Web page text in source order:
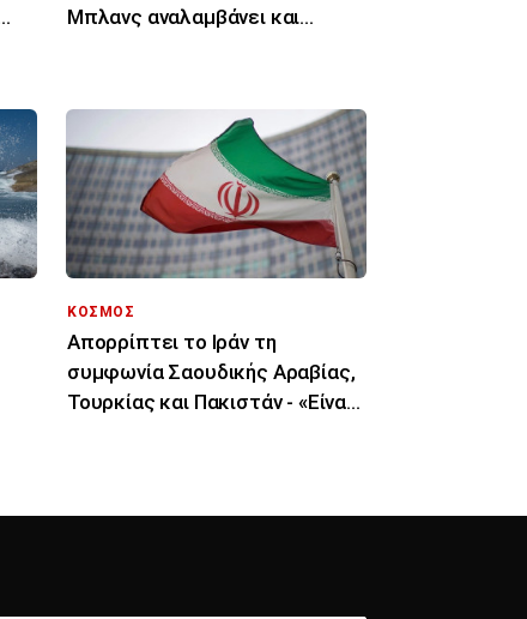
Μπλανς αναλαμβάνει και
ΚΟΣΜΟΣ
Απορρίπτει το Ιράν τη
συμφωνία Σαουδικής Αραβίας,
Τουρκίας και Πακιστάν - «Είναι